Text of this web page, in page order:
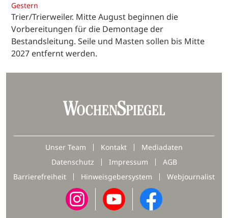
Gestern
Trier/Trierweiler. Mitte August beginnen die
Vorbereitungen für die Demontage der
Bestandsleitung. Seile und Masten sollen bis Mitte
2027 entfernt werden.
Unser Team Kontakt
Mediadaten
Datenschutz
Impressum
AGB
Barrierefreiheit
Hinweisgebersystem Webjournalist